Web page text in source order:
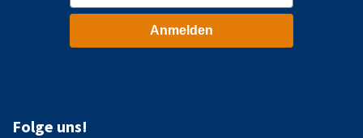
Anmelden
Folge uns!